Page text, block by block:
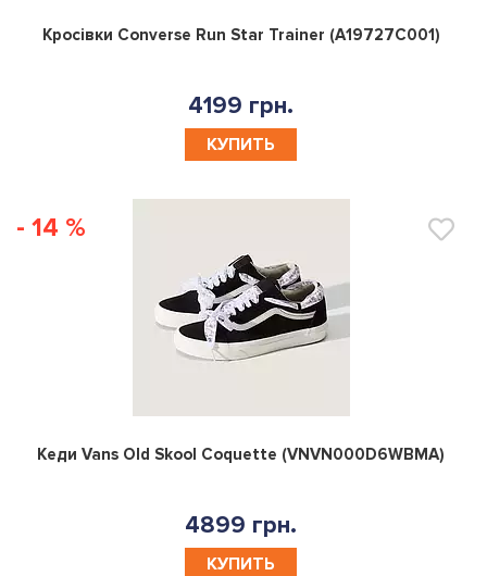
0
Кросівки Converse Run Star Trainer (A19727C001)
4199 грн.
КУПИТЬ
- 14 %
0
Кеди Vans Old Skool Coquette (VNVN000D6WBMA)
4899 грн.
КУПИТЬ